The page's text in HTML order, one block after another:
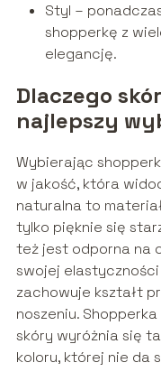
Styl –
shopperkę z
elegancję.
Dlaczego
najlepszy
Wybierając
w jakość, która
naturalna to
tylko pięknie się
też jest odporna na
swojej
zachowuje kształt
noszeniu.
skóry wyróżnia się
koloru, której nie da